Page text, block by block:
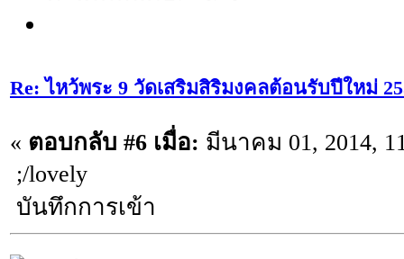
Re: ไหว้พระ 9 วัดเสริมสิริมงคลต้อนรับปีใหม่
« ตอบกลับ #6 เมื่อ: มีนาคม 01, 2014,
;/lovely
บันทึกการเข้า